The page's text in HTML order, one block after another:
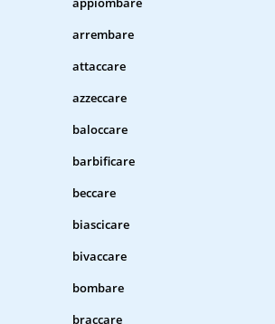
arrembare
attaccare
azzeccare
baloccare
barbificare
beccare
biascicare
bivaccare
bombare
braccare